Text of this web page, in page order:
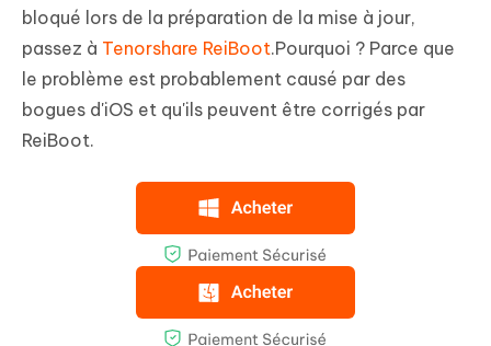
bloqué lors de la préparation de la mise à jour,
passez à Tenorshare ReiBoot.Pourquoi ? Parce que
le problème est probablement causé par des
bogues d'iOS et qu'ils peuvent être corrigés par
ReiBoot.